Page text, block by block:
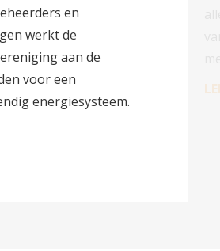
en
werkt de
aan de
voor een
energiesysteem.